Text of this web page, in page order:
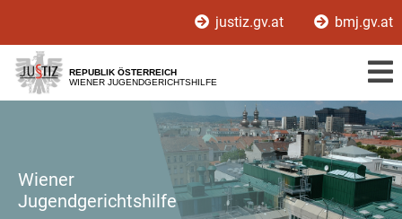
[1]
[2]
justiz.gv.at bmj.gv.at
REPUBLIK ÖSTERREICH
WIENER JUGENDGERICHTSHILFE
Wiener
Jugendgerichtshilfe